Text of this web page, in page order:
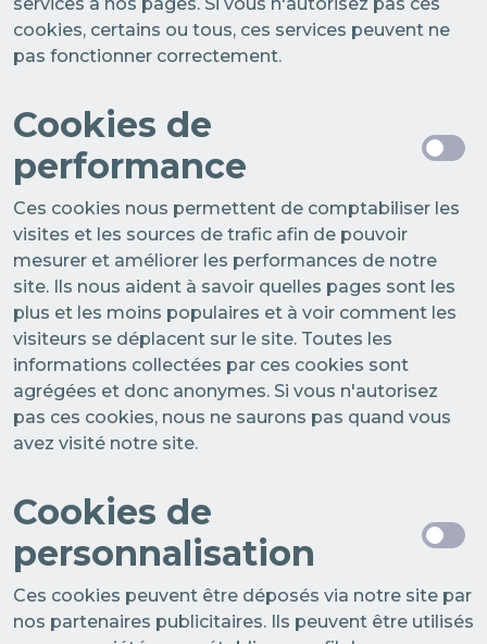
cookies, certains ou tous, ces services peuvent ne
pas fonctionner correctement.
Cookies de
performance
Ces cookies nous permettent de comptabiliser les
visites et les sources de trafic afin de pouvoir
mesurer et améliorer les performances de notre
site. Ils nous aident à savoir quelles pages sont les
plus et les moins populaires et à voir comment les
visiteurs se déplacent sur le site. Toutes les
informations collectées par ces cookies sont
agrégées et donc anonymes. Si vous n'autorisez
pas ces cookies, nous ne saurons pas quand vous
avez visité notre site.
Cookies de
personnalisation
Ces cookies peuvent être déposés via notre site par
nos partenaires publicitaires. Ils peuvent être utilisés